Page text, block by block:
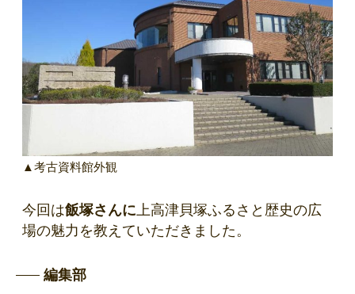
▲考古資料館外観
今回は飯塚さんに 上高津貝塚ふるさと歴史の広
場の魅力を教えていただきました。
編集部